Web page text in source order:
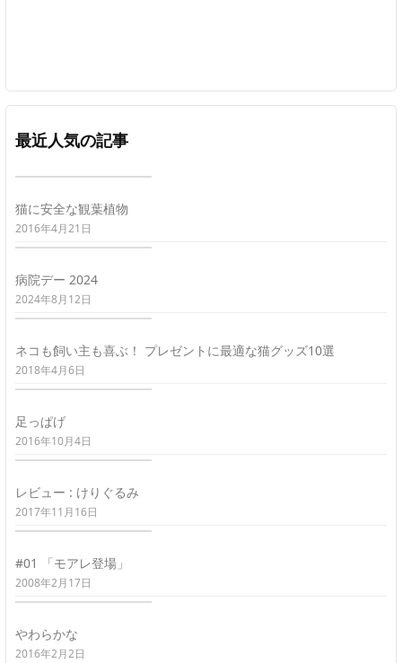
最近人気の記事
猫に安全な観葉植物
2016年4月21日
病院デー 2024
2024年8月12日
ネコも飼い主も喜ぶ！ プレゼントに最適な猫グッズ10選
2018年4月6日
足っぱげ
2016年10月4日
レビュー : けりぐるみ
2017年11月16日
#01 「モアレ登場」
2008年2月17日
やわらかな
2016年2月2日